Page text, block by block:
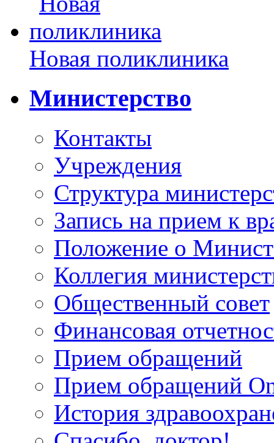
Новая поликлиника
Министерство
Контакты
Учреждения
Структура
Запись на прием к
Положение о
Коллегия
Общественный совет
Финансовая
Прием обращений
Прием обращений
История